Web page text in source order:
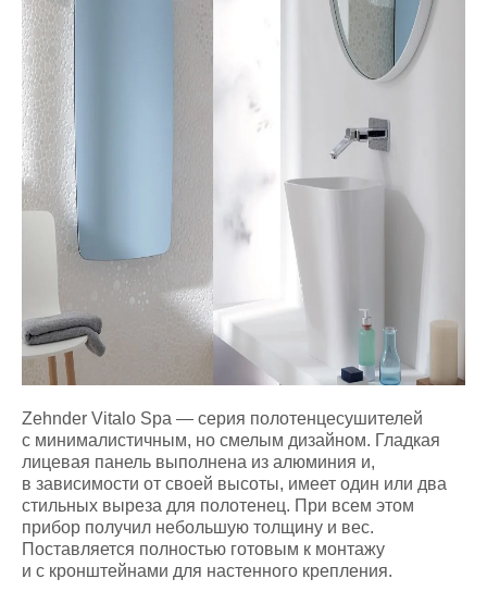
Zehnder Vitalo Spa — серия полотенцесушителей
с минималистичным, но смелым дизайном. Гладкая
лицевая панель выполнена из алюминия и,
в зависимости от своей высоты, имеет один или два
стильных выреза для полотенец. При всем этом
прибор получил небольшую толщину и вес.
Поставляется полностью готовым к монтажу
и с кронштейнами для настенного крепления.